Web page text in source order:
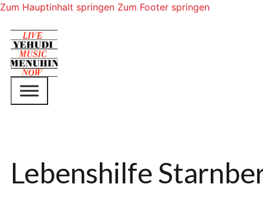
Zum Hauptinhalt springen Zum Footer springen
Lebenshilfe